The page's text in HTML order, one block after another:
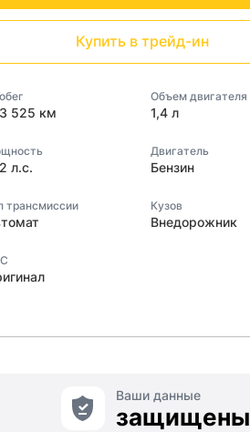
Купить в трейд-ин
525 км
Объем двигателя
1,4 л
л.с.
Двигатель
Бензин
трансмиссии Кузов
Внедорожник
Ваши данные
защищены